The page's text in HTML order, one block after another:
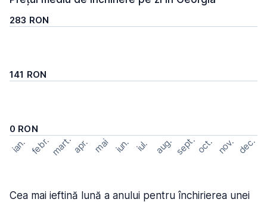
283 RON
141 RON
0 RON
ian. febr.mart. apr. mai iun. iul. aug. sept. oct. nov. dec.
Cea mai ieftină lună a anului pentru închirierea unei